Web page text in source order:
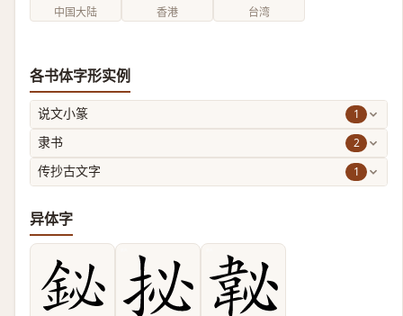
中国大陆 香港 台湾
各书体字形实例
说文小篆 1
隶书 2
传抄古文字 1
异体字